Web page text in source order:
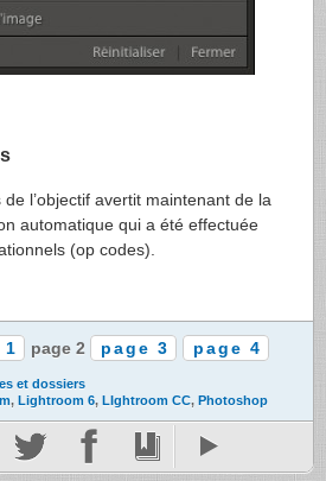
l’objectif avertit maintenant de la
automatique qui a été effectuée
(op codes).
1 page 2 page 3 page 4
et dossiers
, Lightroom 6, LIghtroom CC, Photoshop